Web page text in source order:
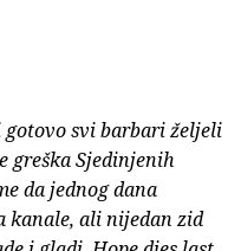
svi barbari željeli
greška Sjedinjenih
da jednog dana
kanale, ali nijedan zid